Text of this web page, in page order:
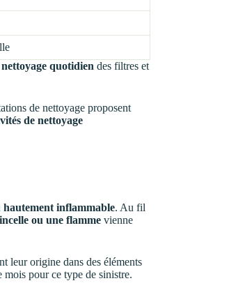
nettoyage quotidien des filtres et
de nettoyage proposent
de nettoyage
hautement inflammable. Au fil
ou une flamme vienne
leur origine dans des éléments
mois pour ce type de sinistre.